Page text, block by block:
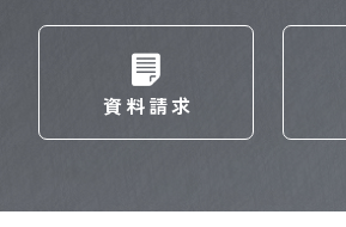
資料請求